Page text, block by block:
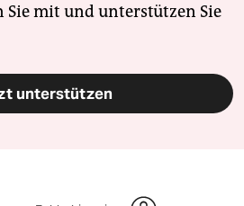
Sie mit und unterstützen Sie
unterstützen